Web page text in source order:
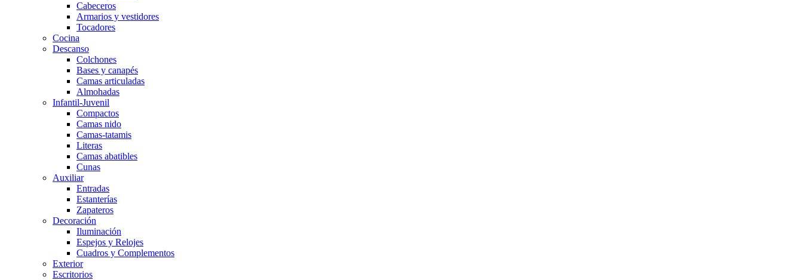
Cabeceros
Armarios y vestidores
Tocadores
Cocina
Descanso
Colchones
Bases y canapés
Camas articuladas
Almohadas
Infantil-Juvenil
Compactos
Camas nido
Camas-tatamis
Literas
Camas abatibles
Cunas
Auxiliar
Entradas
Estanterías
Zapateros
Decoración
Iluminación
Espejos y Relojes
Cuadros y Complementos
Exterior
Escritorios